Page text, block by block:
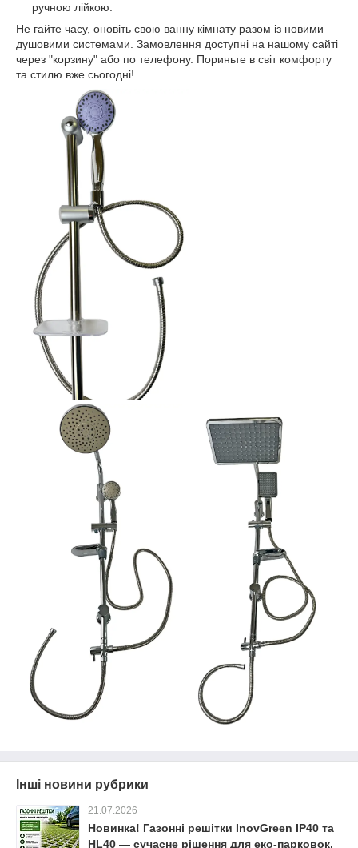
ручною лійкою.
Не гайте часу, оновіть свою ванну кімнату разом із новими
душовими системами. Замовлення доступні на нашому сайті
через "корзину" або по телефону. Пориньте в світ комфорту
та стилю вже сьогодні!
Інші новини рубрики
21.07.2026
Новинка! Газонні решітки InovGreen IP40 та
HL40 — сучасне рішення для еко-парковок,